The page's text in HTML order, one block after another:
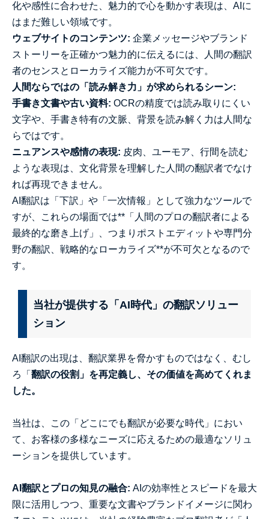
化や感性に合わせた、魅力的で心を動かす表現は、AIに
はまだ難しい領域です。
ウェブサイトのコンテンツ: 企業メッセージやブランド
ストーリーを正確かつ魅力的に伝えるには、人間の翻訳
者のセンスとローカライズ能力が不可欠です。
人間ならではの「読み解き力」が求められるシーン:
手書き文書や古い資料: OCRの精度では読み取りにくい
文字や、手書き特有の文脈、背景を読み解く力は人間な
らではです。
ニュアンスや感情の表現: 皮肉、ユーモア、行間を読む
ような表現は、文化背景を理解した人間の翻訳者でなけ
れば再現できません。
AI翻訳は「下訳」や「一次情報」として強力なツールで
すが、これらの場面では**「人間のプロの翻訳者による
最終的な磨き上げ 」、つまり ポストエディットや専門分
野の翻訳、戦略的なローカライズ**が不可欠となるので
す。
当社が提供する「AI時代」の翻訳ソリュー
ション
AI翻訳の出現は、翻訳業界を脅かすものではなく、むし
ろ「 翻訳の役割」を再定義し、その価値を高めてくれま
した。
当社は、この「どこにでも翻訳が必要な時代」におい
て、お客様の多様なニーズに応えるための最適なソリュ
ーションを提供しています。
AI翻訳とプロの知見の融合: AIの効率性とスピードを最大
限に活用しつつ、重要な文書やブランドイメージに関わ